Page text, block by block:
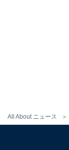
All About ニュース